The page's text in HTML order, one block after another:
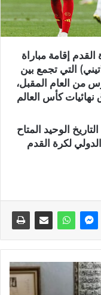
القدم إقامة مباراة
التي تجمع بين
من العام المقبل،
كأس العالم
الوحيد المتاح
لكرة القدم